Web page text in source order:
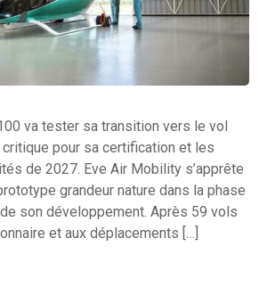
va tester sa transition vers le vol
critique pour sa certification et les
de 2027. Eve Air Mobility s’apprête
grandeur nature dans la phase
son développement. Après 59 vols
et aux déplacements […]
s’apprête à tester son vol de